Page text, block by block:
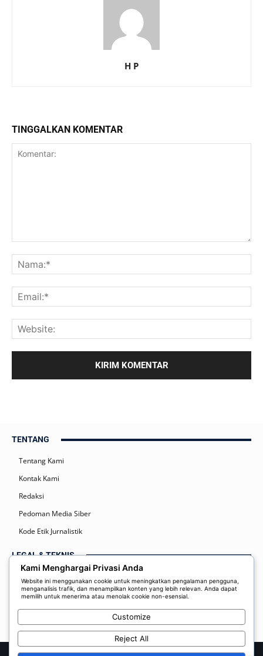
H P
TINGGALKAN KOMENTAR
TENTANG
Tentang Kami
Kontak Kami
Redaksi
Pedoman Media Siber
Kode Etik Jurnalistik
LEGAL & TEKNIS
Kebijakan Privasi
Syarat dan Ketentuan
Disclaimer
© 2026 Radar Manado Online | PT. Daring Indo Media | Host by Resk
Kami Menghargai Privasi Anda
Website ini menggunakan cookie untuk meningkatkan pengalaman pengguna,
menganalisis trafik, dan menampilkan konten yang lebih relevan. Anda dapat
memilih untuk menerima atau menolak cookie non-esensial.
Customize
Reject All